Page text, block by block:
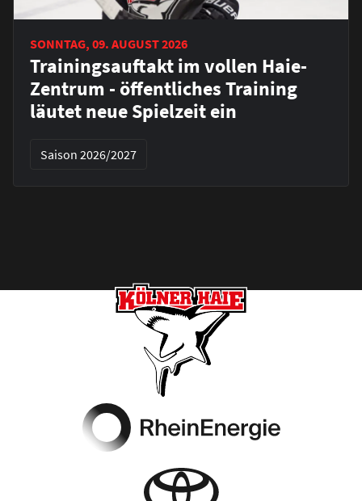
SONNTAG, 09. AUGUST 2026
Trainingsauftakt im vollen Haie-
Zentrum - öffentliches Training
läutet neue Spielzeit ein
Saison 2026/2027